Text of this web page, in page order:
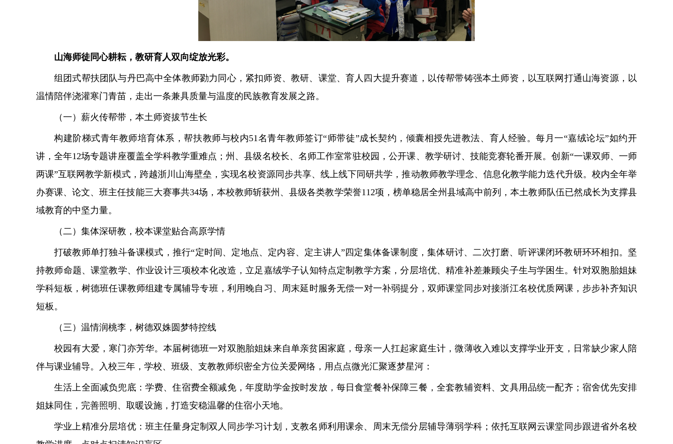
山海师徒同心耕耘，教研育人双向绽放光彩。
组团式帮扶团队与丹巴高中全体教师勠力同心，紧扣师资、教研、课堂、育人四大提升赛道，以传帮带铸强本土师资，以互联网打通山海资源，以
温情陪伴浇灌寒门青苗，走出一条兼具质量与温度的民族教育发展之路。
（一）薪火传帮带，本土师资拔节生长
构建阶梯式青年教师培育体系，帮扶教师与校内51名青年教师签订“师带徒”成长契约，倾囊相授先进教法、育人经验。每月一“嘉绒论坛”如约开
讲，全年12场专题讲座覆盖全学科教学重难点；州、县级名校长、名师工作室常驻校园，公开课、教学研讨、技能竞赛轮番开展。创新“一课双师、一师
两课”互联网教学新模式，跨越浙川山海壁垒，实现名校资源同步共享、线上线下同研共学，推动教师教学理念、信息化教学能力迭代升级。校内全年举
办赛课、论文、班主任技能三大赛事共34场，本校教师斩获州、县级各类教学荣誉112项，榜单稳居全州县域高中前列，本土教师队伍已然成长为支撑县
域教育的中坚力量。
（二）集体深研教，校本课堂贴合高原学情
打破教师单打独斗备课模式，推行“定时间、定地点、定内容、定主讲人”四定集体备课制度，集体研讨、二次打磨、听评课闭环教研环环相扣。坚
持教师命题、课堂教学、作业设计三项校本化改造，立足嘉绒学子认知特点定制教学方案，分层培优、精准补差兼顾尖子生与学困生。针对双胞胎姐妹
学科短板，树德班任课教师组建专属辅导专班，利用晚自习、周末延时服务无偿一对一补弱提分，双师课堂同步对接浙江名校优质网课，步步补齐知识
短板。
（三）温情润桃李，树德双姝圆梦特控线
校园有大爱，寒门亦芳华。本届树德班一对双胞胎姐妹来自单亲贫困家庭，母亲一人扛起家庭生计，微薄收入难以支撑学业开支，日常缺少家人陪
伴与课业辅导。入校三年，学校、班级、支教教师织密全方位关爱网络，用点点微光汇聚逐梦星河：
生活上全面减负兜底：学费、住宿费全额减免，年度助学金按时发放，每日食堂餐补保障三餐，全套教辅资料、文具用品统一配齐；宿舍优先安排
姐妹同住，完善照明、取暖设施，打造安稳温馨的住宿小天地。
学业上精准分层培优：班主任量身定制双人同步学习计划，支教名师利用课余、周末无偿分层辅导薄弱学科；依托互联网云课堂同步跟进省外名校